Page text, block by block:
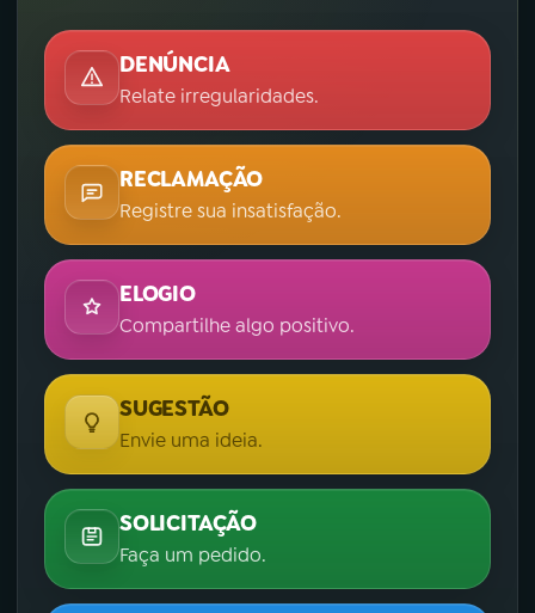
DENÚNCIA
Relate irregularidades.
RECLAMAÇÃO
Registre sua insatisfação.
ELOGIO
Compartilhe algo positivo.
SUGESTÃO
Envie uma ideia.
SOLICITAÇÃO
Faça um pedido.